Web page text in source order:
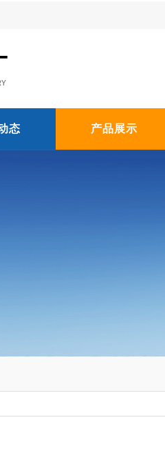
态 产品展示